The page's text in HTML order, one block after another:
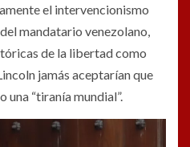
el intervencionismo
mandatario venezolano,
de la libertad como
jamás aceptarían que
una “tiranía mundial”.